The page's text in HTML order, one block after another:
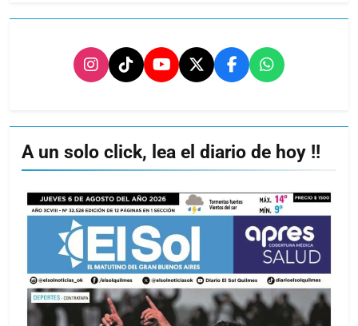
A un solo click, lea el diario de hoy !!